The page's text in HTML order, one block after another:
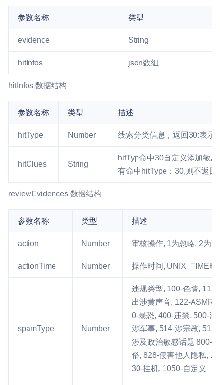
参数名称 类型
evidence String
hitInfos json数组
hitInfos 数据结构
参数名称 类型 描述
hitType Number 线索分类信息，返回30:表示
hitClues String
hitTyp命中30自定义添加敏
有命中hitType：30,则不返回
reviewEvidences 数据结构
参数名称 类型 描述
action Number 审核操作, 1为忽略, 2为
actionTime Number 操作时间, UNIX_TIME时
spamType Number
违规类型, 100-色情,
出涉黄声音, 122-ASMR,
0-暴恐, 400-违禁, 500-
涉军事, 514-涉宗教,
涉及政治敏感话题 800-
俗, 828-侵害他人隐私,
30-挂机, 1050-自定义